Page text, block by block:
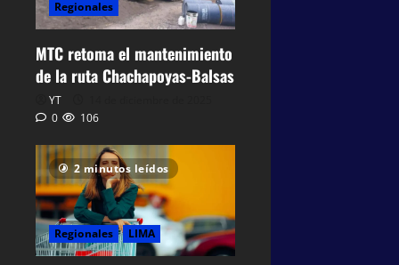
Regionales
MTC retoma el mantenimiento
de la ruta Chachapoyas-Balsas
YT
0
106
2 minutos leídos
Regionales LIMA